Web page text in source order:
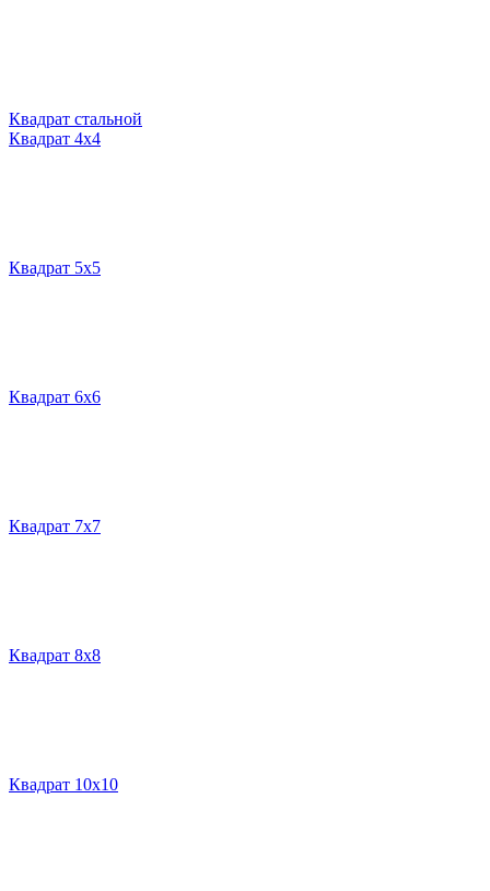
Квадрат стальной
Квадрат 4х4
Квадрат 5х5
Квадрат 6х6
Квадрат 7х7
Квадрат 8х8
Квадрат 10х10